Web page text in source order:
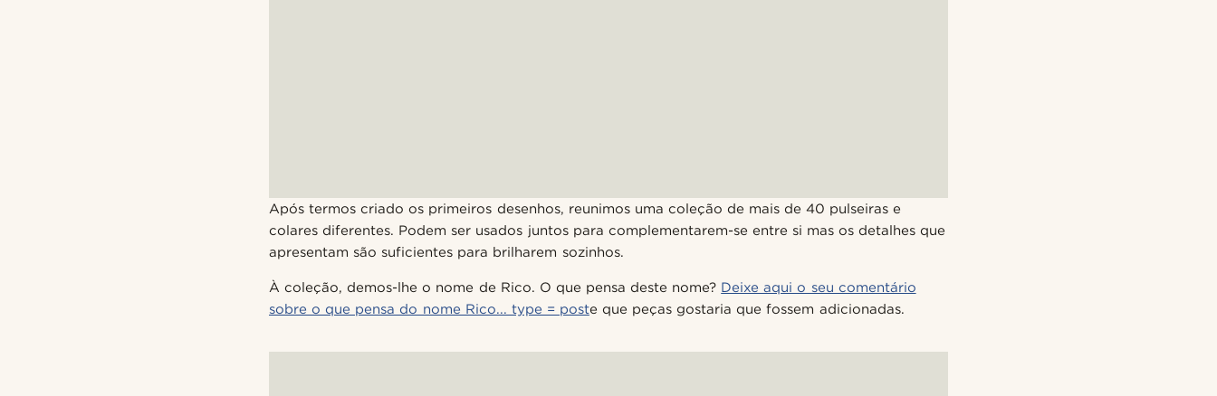
Após termos criado os primeiros desenhos, reunimos uma coleção de mais de 40 pulseiras e
colares diferentes. Podem ser usados juntos para complementarem-se entre si mas os detalhes que
apresentam são suficientes para brilharem sozinhos.
À coleção, demos-lhe o nome de Rico. O que pensa deste nome? Deixe aqui o seu comentário
sobre o que pensa do nome Rico... type = poste que peças gostaria que fossem adicionadas.